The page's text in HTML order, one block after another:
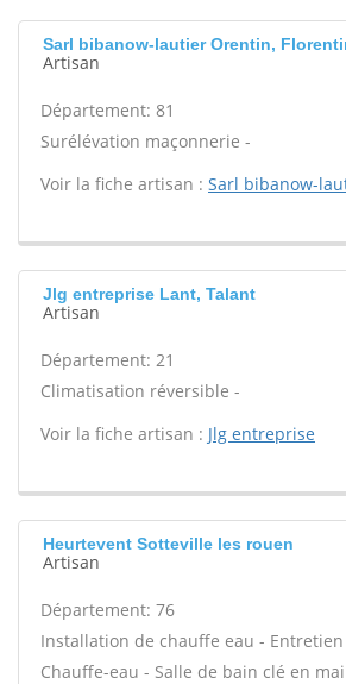
Sarl bibanow-lautier Orentin,
Artisan
Département: 81
Surélévation maçonnerie -
Voir la fiche artisan : Sarl bibanow-
Jlg entreprise Lant, Talant
Artisan
Département: 21
Climatisation réversible -
Voir la fiche artisan : Jlg entreprise
Heurtevent Sotteville les rouen
Artisan
Département: 76
Installation de chauffe eau -
Chauffe-eau - Salle de bain clé en